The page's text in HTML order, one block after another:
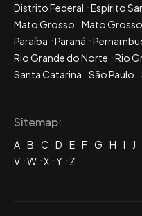
Distrito Federal
Espírito
Mato Grosso
Mato
Paraíba
Paraná
Rio Grande do Norte
Rio
Santa Catarina
São Paulo
Sitemap:
A B C D E F G H I J
V W X Y Z